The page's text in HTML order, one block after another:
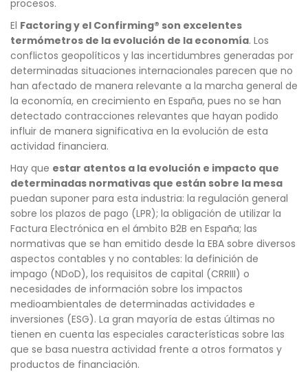
procesos.
El Factoring y el Confirming® son excelentes
termómetros de la evolución de la economía. Los
conflictos geopolíticos y las incertidumbres generadas por
determinadas situaciones internacionales parecen que no
han afectado de manera relevante a la marcha general de
la economía, en crecimiento en España, pues no se han
detectado contracciones relevantes que hayan podido
influir de manera significativa en la evolución de esta
actividad financiera.
Hay que estar atentos a la evolución e impacto que
determinadas normativas que están sobre la mesa
puedan suponer para esta industria: la regulación general
sobre los plazos de pago (LPR); la obligación de utilizar la
Factura Electrónica en el ámbito B2B en España; las
normativas que se han emitido desde la EBA sobre diversos
aspectos contables y no contables: la definición de
impago (NDoD), los requisitos de capital (CRRIII) o
necesidades de información sobre los impactos
medioambientales de determinadas actividades e
inversiones (ESG). La gran mayoría de estas últimas no
tienen en cuenta las especiales características sobre las
que se basa nuestra actividad frente a otros formatos y
productos de financiación.